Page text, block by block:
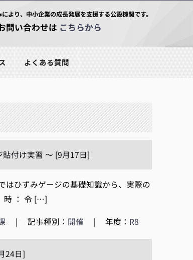
より、中小企業の成長発展を支援する公設機関です。
問い合わせは こちらから
よくある質問
付け実習 ～ [9月17日]
ひずみゲージの基礎知識から、実際の
時 ： 令 […]
| 記事種別： 開催 | 年度： R8
24日]